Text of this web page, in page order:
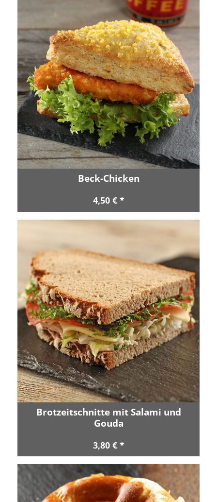
Beck-Chicken
4,50 € *
Brotzeitschnitte mit Salami und
Gouda
3,80 € *